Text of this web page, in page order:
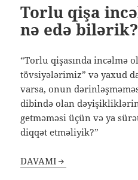
Torlu qişa
nə edə bilərik?
“Torlu qişasında incəlmə
tövsiyələrimiz” və yaxud
varsa, onun
dibində olan
getməməsi üçün və ya
diqqət etməliyik?”
DAVAMI